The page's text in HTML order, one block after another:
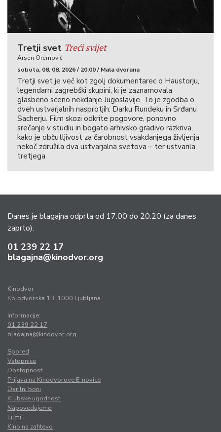
Tretji svet Treći svijet
Arsen Oremović
sobota, 08. 08. 2026 / 20:00 / Mala dvorana
Tretji svet je več kot zgolj dokumentarec o Haustorju,
legendarni zagrebški skupini, ki je zaznamovala
glasbeno sceno nekdanje Jugoslavije. To je zgodba o
dveh ustvarjalnih nasprotjih: Darku Rundeku in Srđanu
Sacherju. Film skozi odkrite pogovore, ponovno
srečanje v studiu in bogato arhivsko gradivo razkriva,
kako je občutljivost za čarobnost vsakdanjega življenja
nekoč združila dva ustvarjalna svetova – ter ustvarila
tretjega.
Danes je blagajna odprta od 17:00 do 20:20 (za danes
zaprto).
01 239 22 17
blagajna@kinodvor.org
Kinodvor
Kolodvorska 13, 1000 Ljubljana
Informacije:
01 239 22 17
blagajna@kinodvor.org
Spored
Vstopnice
Dostopnost
Prijava na Kinodvorove E-novice
Darilni boni
Klubske ugodnosti
Napovedujemo
Filmi
Kino na zahtevo